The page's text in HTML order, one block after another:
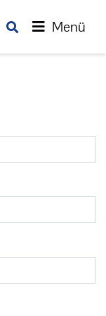
Menü